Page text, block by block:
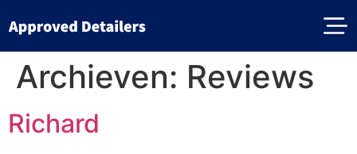
Archieven: Reviews
Richard